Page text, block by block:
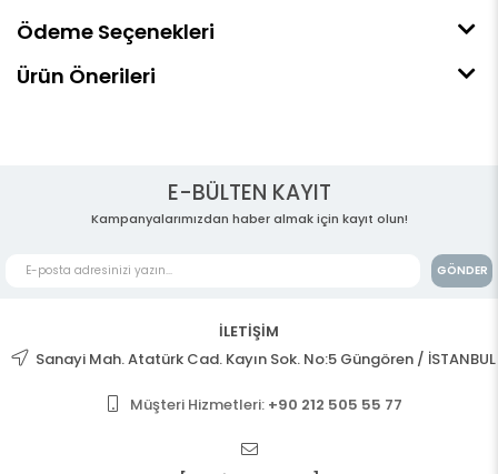
Ödeme Seçenekleri
Ürün Önerileri
E-BÜLTEN KAYIT
Kampanyalarımızdan haber almak için kayıt olun!
GÖNDER
İLETİŞİM
Sanayi Mah. Atatürk Cad. Kayın Sok. No:5 Güngören / İSTANBUL
Müşteri Hizmetleri: +90 212 505 55 77